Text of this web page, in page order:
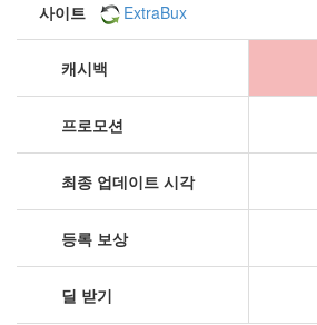
사이트 ExtraBux
캐시백
프로모션
최종 업데이트 시각
등록 보상
딜 받기